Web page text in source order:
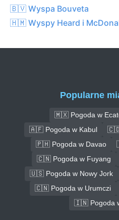
🇧🇻 Wyspa Bouveta
🇭🇲 Wyspy Heard i
Popularne
🇲🇽 Pogoda w
🇦🇫 Pogoda w Kabul
🇨🇩
🇵🇭 Pogoda w Davao
🇨🇳 Pogoda w Fuyang
🇺🇸 Pogoda w Nowy Jork
🇨🇳 Pogoda w Urumczi
🇮🇳 Pogoda